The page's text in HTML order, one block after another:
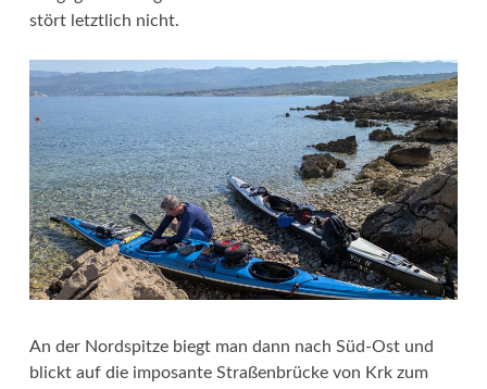
stört letztlich nicht.
An der Nordspitze biegt man dann nach Süd-Ost und
blickt auf die imposante Straßenbrücke von Krk zum